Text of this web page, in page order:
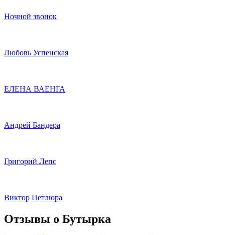
Ночной звонок
Любовь Успенская
ЕЛЕНА ВАЕНГА
Андрей Бандера
Григорий Лепс
Виктор Петлюра
Отзывы о Бутырка